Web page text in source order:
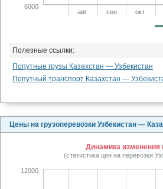
авг сен окт
6000
Полезные ссылки:
Попутные грузы Казахстан — Узбекистан
Попутный транспорт Казахстан —
Цены на грузоперевозки Узбекистан —
Динамика изменения
(статистика цен на перевозки
12000